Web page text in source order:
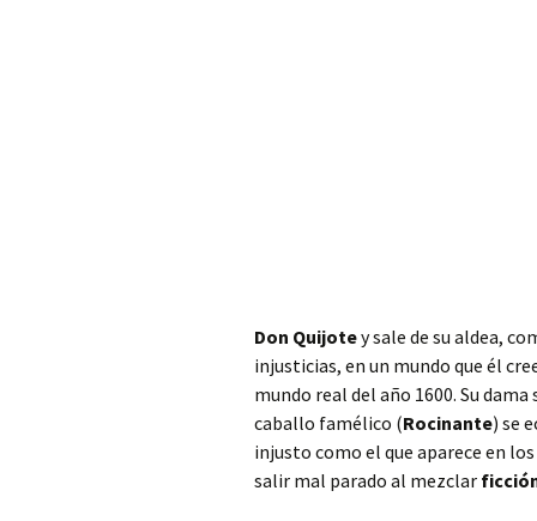
Don Quijotey sale de su aldea,
injusticias, en un mundo que él
mundo real del año 1600. Su dama
caballo famélico (Rocinante) se
injusto como el que aparece en
salir mal parado al mezclar